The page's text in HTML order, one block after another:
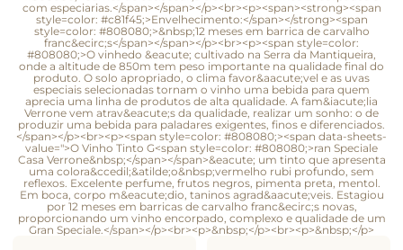
com especiarias.</span></span></p><br><p><span><strong><span
style=color: #c81f45;>Envelhecimento:</span></strong><span
style=color: #808080;>&nbsp;12 meses em barrica de carvalho
franc&ecirc;s</span></span></p><br><p><span style=color:
#808080;>O vinhedo &eacute; cultivado na Serra da Mantiqueira,
onde a altitude de 850m tem peso importante na qualidade final do
produto. O solo apropriado, o clima favor&aacute;vel e as uvas
especiais selecionadas tornam o vinho uma bebida para quem
aprecia uma linha de produtos de alta qualidade. A fam&iacute;lia
Verrone vem atrav&eacute;s da qualidade, realizar um sonho: o de
produzir uma bebida para paladares exigentes, finos e diferenciados.
</span></p><br><p><span style=color: #808080;><span data-sheets-
value=">O Vinho Tinto G<span style=color: #808080;>ran Speciale
Casa Verrone&nbsp;</span></span>&eacute; um tinto que apresenta
uma colora&ccedil;&atilde;o&nbsp;vermelho rubi profundo, sem
reflexos. Excelente perfume, frutos negros, pimenta preta, mentol.
Em boca, corpo m&eacute;dio, taninos agrad&aacute;veis. Estagiou
por 12 meses em barricas de carvalho franc&ecirc;s novas,
proporcionando um vinho encorpado, complexo e qualidade de um
Gran Speciale.</span></p><br><p>&nbsp;</p><br><p>&nbsp;</p>